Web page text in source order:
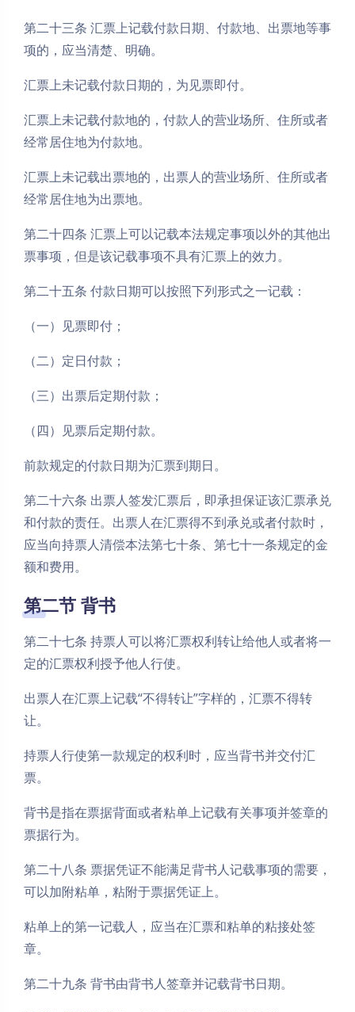
第二十三条 汇票上记载付款日期、付款地、出票地等事
项的，应当清楚、明确。
汇票上未记载付款日期的，为见票即付。
汇票上未记载付款地的，付款人的营业场所、住所或者
经常居住地为付款地。
汇票上未记载出票地的，出票人的营业场所、住所或者
经常居住地为出票地。
第二十四条 汇票上可以记载本法规定事项以外的其他出
票事项，但是该记载事项不具有汇票上的效力。
第二十五条 付款日期可以按照下列形式之一记载：
（一）见票即付；
（二）定日付款；
（三）出票后定期付款；
（四）见票后定期付款。
前款规定的付款日期为汇票到期日。
第二十六条 出票人签发汇票后，即承担保证该汇票承兑
和付款的责任。出票人在汇票得不到承兑或者付款时，
应当向持票人清偿本法第七十条、第七十一条规定的金
额和费用。
第二节 背书
第二十七条 持票人可以将汇票权利转让给他人或者将一
定的汇票权利授予他人行使。
出票人在汇票上记载“不得转让”字样的，汇票不得转
让。
持票人行使第一款规定的权利时，应当背书并交付汇
票。
背书是指在票据背面或者粘单上记载有关事项并签章的
票据行为。
第二十八条 票据凭证不能满足背书人记载事项的需要，
可以加附粘单，粘附于票据凭证上。
粘单上的第一记载人，应当在汇票和粘单的粘接处签
章。
第二十九条 背书由背书人签章并记载背书日期。